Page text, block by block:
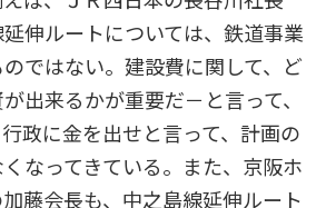
伸ルートについては、鉄道事業
ではない。建設費に関して、ど
出来るかが重要だ－と言って、
政に金を出せと言って、計画の
なってきている。また、京阪ホ
藤会長も、中之島線延伸ルート